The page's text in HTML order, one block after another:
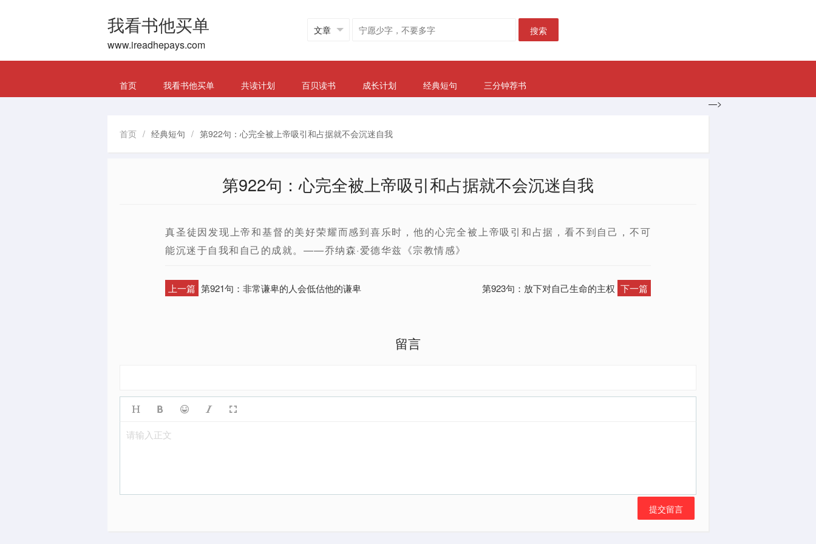
我看书他买单
www.ireadhepays.com
搜索
首页 我看书他买单 共读计划 百贝读书 成长计划 经典短句
三分钟荐书
—>
首页 / 经典短句 / 第922句：心完全被上帝吸引和占据就不会沉迷自我
第922句：心完全被上帝吸引和占据就不会沉迷自我
真圣徒因发现上帝和基督的美好荣耀而感到喜乐时，他的心完全被上帝吸引和占据，看不到自己，不可
能沉迷于自我和自己的成就。——乔纳森·爱德华兹《宗教情感》
上一篇 第921句：非常谦卑的人会低估他的谦卑 第923句：放下对自己生命的主权 下一篇
留言
请输入正文
提交留言